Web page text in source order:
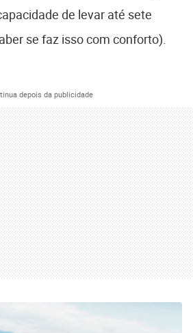
de levar até sete
se faz isso com conforto).
depois da publicidade